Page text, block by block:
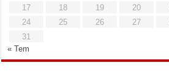
17
18 19 20
24
25 26 27
31
« Tem